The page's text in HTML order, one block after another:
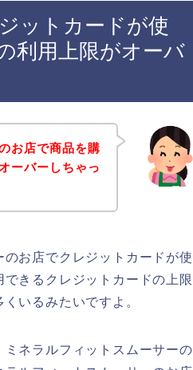
ットカードが使
利用上限がオーバ
お店で商品を購
ーバーしちゃっ
お店でクレジットカードが使
きるクレジットカードの上限
いるみたいですよ。
ネラルフィットスムーサーの